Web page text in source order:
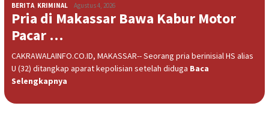
BERITA KRIMINAL Agustus 4, 2026
Pria di Makassar Bawa Kabur Motor
Pacar …
CAKRAWALAINFO.CO.ID, MAKASSAR-- Seorang pria berinisial HS alias
U (32) ditangkap aparat kepolisian setelah diduga Baca
Selengkapnya